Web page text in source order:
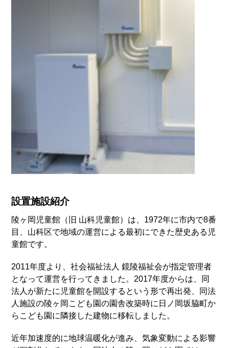
設置施設紹介
陵ヶ岡児童館（旧 山科児童館）は、1972年に市内で8番
目、山科区で地域の運営による最初にできた歴史ある児
童館です。
2011年度より、社会福祉法人 鏡陵福祉会が指定管理者
となって運営を行ってきました。2017年度からは、同
法人が新たに児童館を開設するという形で再出発、同法
人施設の陵ヶ岡こども園の園舎改築時に日ノ岡坂脇町か
らこども園に隣接した建物に移転しました。
近年加速度的に地球温暖化が進み、気象変動による影響